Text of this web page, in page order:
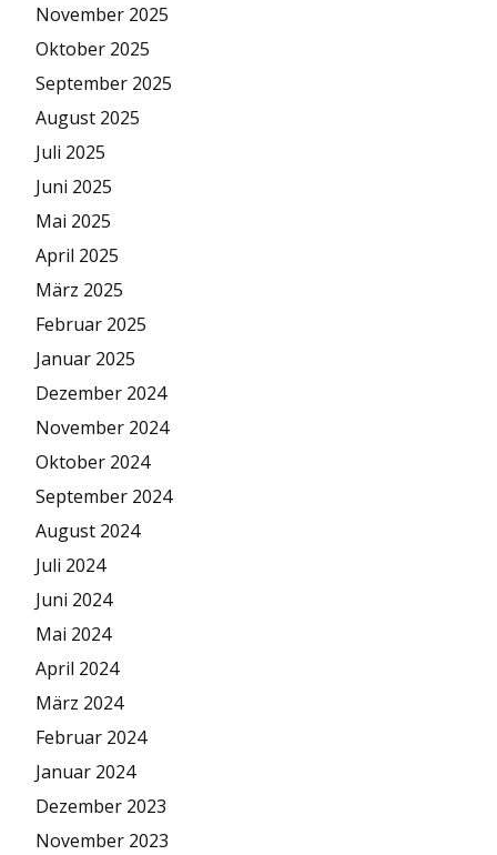
November 2025
Oktober 2025
September 2025
August 2025
Juli 2025
Juni 2025
Mai 2025
April 2025
März 2025
Februar 2025
Januar 2025
Dezember 2024
November 2024
Oktober 2024
September 2024
August 2024
Juli 2024
Juni 2024
Mai 2024
April 2024
März 2024
Februar 2024
Januar 2024
Dezember 2023
November 2023